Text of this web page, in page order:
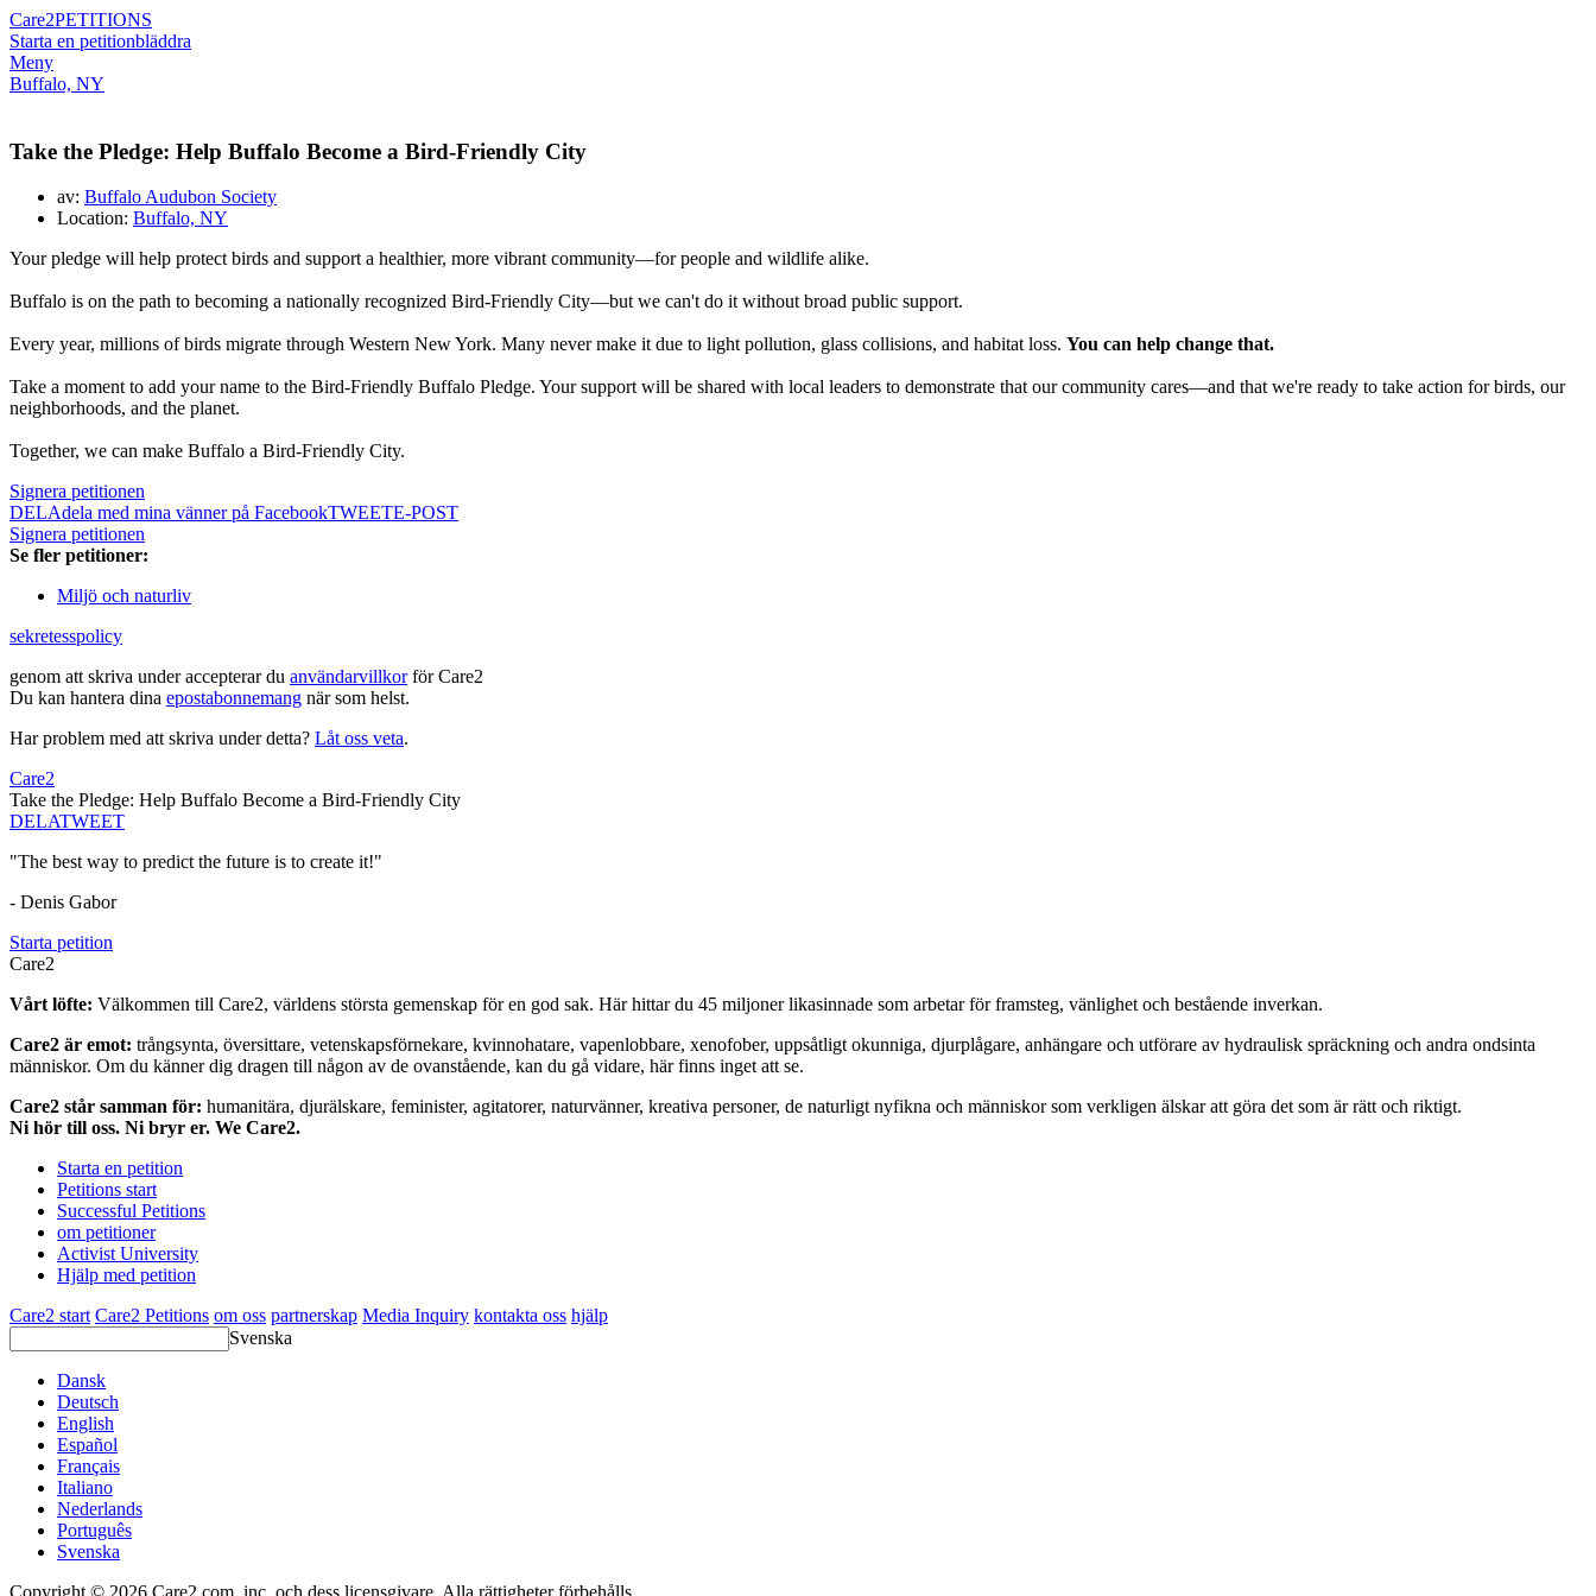
Care2PETITIONS
Starta en petitionbläddra
Meny
Buffalo, NY
Take the Pledge: Help Buffalo Become a Bird-Friendly City
av: Buffalo Audubon Society
Location: Buffalo, NY
Your pledge will help protect birds and support a healthier, more vibrant community—for people and wildlife alike.
Buffalo is on the path to becoming a nationally recognized Bird-Friendly City—but we can't do it without broad public support.
Every year, millions of birds migrate through Western New York. Many never make it due to light pollution, glass collisions, and habitat loss. You can help change that.
Take a moment to add your name to the Bird-Friendly Buffalo Pledge. Your support will be shared with local leaders to demonstrate that our community cares—and that we're ready to take action for birds, our
neighborhoods, and the planet.
Together, we can make Buffalo a Bird-Friendly City.
Signera petitionen
DELAdela med mina vänner på FacebookTWEETE-POST
Signera petitionen
Se fler petitioner:
Miljö och naturliv
sekretesspolicy
genom att skriva under accepterar du användarvillkorför Care2
Du kan hantera dina epostabonnemang när som helst.
Har problem med att skriva under detta? Låt oss veta.
Care2
Take the Pledge: Help Buffalo Become a Bird-Friendly City
DELATWEET
"The best way to predict the future is to create it!"
- Denis Gabor
Starta petition
Care2
Vårt löfte: Välkommen till Care2, världens största gemenskap för en god sak. Här hittar du 45 miljoner likasinnade som arbetar för framsteg, vänlighet och bestående inverkan.
Care2 är emot: trångsynta, översittare, vetenskapsförnekare, kvinnohatare, vapenlobbare, xenofober, uppsåtligt okunniga, djurplågare, anhängare och utförare av hydraulisk spräckning och andra ondsinta
människor. Om du känner dig dragen till någon av de ovanstående, kan du gå vidare, här finns inget att se.
Care2 står samman för: humanitära, djurälskare, feminister, agitatorer, naturvänner, kreativa personer, de naturligt nyfikna och människor som verkligen älskar att göra det som är rätt och riktigt.
Ni hör till oss. Ni bryr er. We Care2.
Starta en petition
Petitions start
Successful Petitions
om petitioner
Activist University
Hjälp med petition
Care2 start Care2 Petitions om oss partnerskap Media Inquiry kontakta oss hjälp
Svenska
Dansk
Deutsch
English
Español
Français
Italiano
Nederlands
Português
Svenska